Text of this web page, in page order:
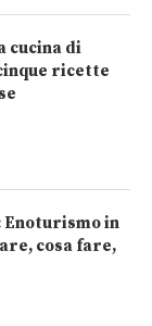
cucina di
ricette
Enoturismo in
cosa fare,